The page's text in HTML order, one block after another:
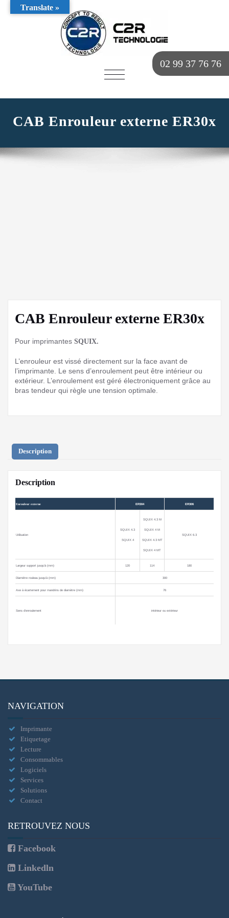
02 99 37 76 76
AFFICHER/MASQUER
CAB Enrouleur externe ER30x
CAB Enrouleur externe ER30x
Pour imprimantes SQUIX.
L’enrouleur est vissé directement sur la face avant de
l’imprimante. Le sens d’enroulement peut être intérieur ou
extérieur. L’enroulement est géré électroniquement grâce au
bras tendeur qui règle une tension optimale.
Description
Description
Enrouleur externe ER304 ER306
Utilisation
SQUIX 4.3
SQUIX 4
SQUIX 4.3 M
SQUIX 4 M
SQUIX 4.3 MT
SQUIX 4 MT
SQUIX 6.3
Largeur support jusqu’à (mm) 120 114 180
Diamètre rouleau jusqu’à (mm) 300
Axe à écartement pour mandrins de diamètre (mm) 76
Sens d’enroulement intérieur ou extérieur
NAVIGATION
Imprimante
Etiquetage
Lecture
Consommables
Logiciels
Services
Solutions
Contact
RETROUVEZ NOUS
Facebook
Linkedln
YouTube
Translate »